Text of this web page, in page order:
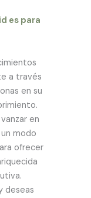
es para
a través
en su
en
modo
ofrecer
deseas